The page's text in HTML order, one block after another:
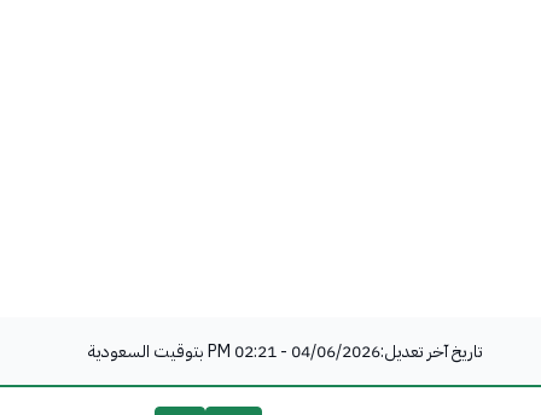
تاريخ آخر تعديل:04/06/2026 - 02:21 PM بتوقيت السعودية